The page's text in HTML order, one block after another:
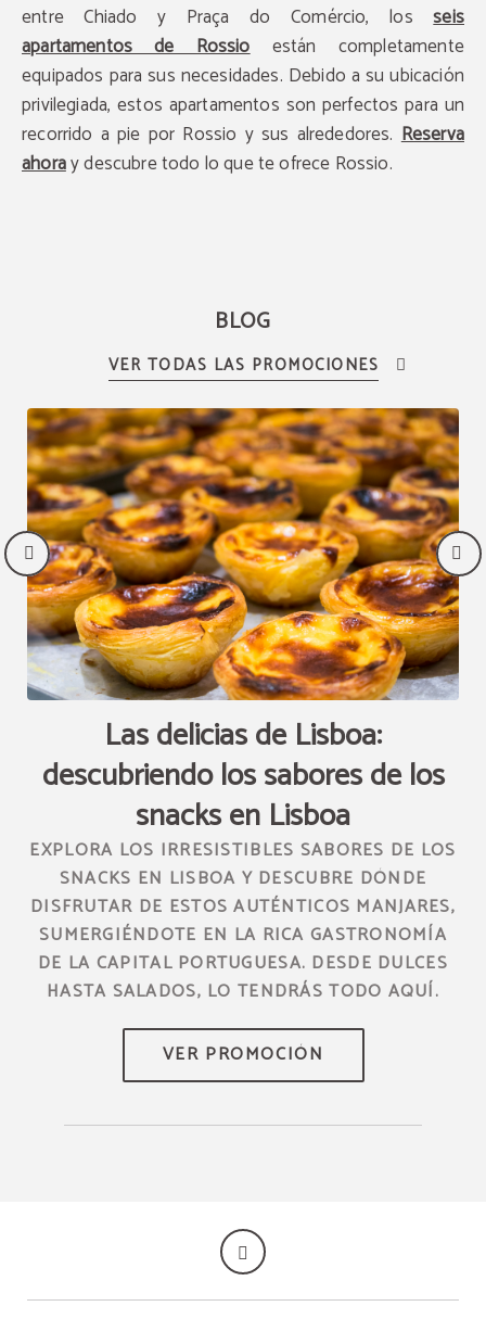
entre Chiado y Praça do Comércio, losseis
apartamentos de Rossioestán completamente
equipados para sus necesidades. Debido a su ubicación
privilegiada, estos apartamentos son perfectos para un
recorrido a pie por Rossio y sus alrededores.Reserva
ahoray descubre todo lo que te ofrece Rossio.
BLOG
Las delicias de Lisboa:
descubriendo los sabores de los
snacks en Lisboa
EXPLORA LOS IRRESISTIBLES SABORES DE LOS
SNACKS EN LISBOA Y DESCUBRE DÓNDE
DISFRUTAR DE ESTOS AUTÉNTICOS MANJARES,
SUMERGIÉNDOTE EN LA RICA GASTRONOMÍA
DE LA CAPITAL PORTUGUESA. DESDE DULCES
HASTA SALADOS, LO TENDRÁS TODO AQUÍ.